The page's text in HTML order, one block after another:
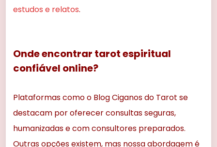
estudos e relatos.
Onde encontrar tarot espiritual
confiável online?
Plataformas como o Blog Ciganos do Tarot se
destacam por oferecer consultas seguras,
humanizadas e com consultores preparados.
Outras opções existem, mas nossa abordagem é